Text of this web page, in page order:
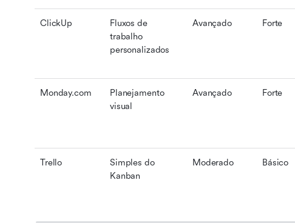
ClickUp
Fluxos de
trabalho
personalizados
Avançado Forte
Monday.com
Planejamento
visual
Avançado Forte
Trello
Simples do
Kanban
Moderado Básico